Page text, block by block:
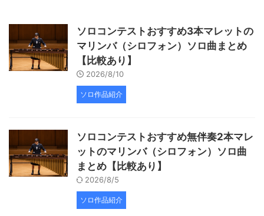
ソロコンテストおすすめ3本マレットの
マリンバ（シロフォン）ソロ曲まとめ
【比較あり】
2026/8/10
ソロ作品紹介
ソロコンテストおすすめ無伴奏2本マレ
ットのマリンバ（シロフォン）ソロ曲
まとめ【比較あり】
2026/8/5
ソロ作品紹介